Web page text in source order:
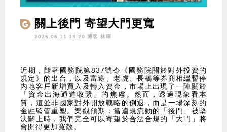
關上後門 寄望大門更寬
2026.06.11 18:20 博客 林暉
近期，隨著國務院第837號令《國務院關於對外投資的
規定》的出台，以及富途、老虎、長橋等券商相繼暫停
內地客戶新增買入及轉入資金，市場上出現了一陣關於
「資金出海通道收緊」的焦慮。然而，透過現象看本
質，這並非國家對外開放戰略的倒退，而是一場深刻的
金融監管重塑。樂觀預期：當違規流動的「後門」被堅
決關上時，我們完全可以寄望於合法合規的「大門」將
會開得更加寬敞。